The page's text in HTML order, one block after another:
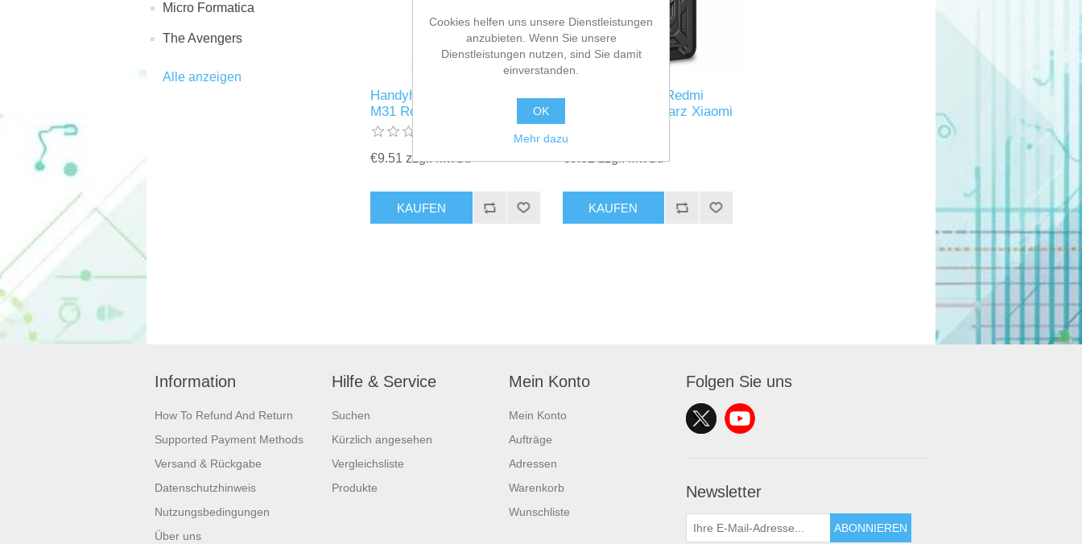
Micro Formatica
The Avengers
Alle anzeigen
Handyhülle Cool Galaxy
M31 Rot Samsung
€9.51 zzgl. MwSt.
KAUFEN
Handyhülle Cool Redmi
Note 13 5G Schwarz Xiaomi
€9.02 zzgl. MwSt.
KAUFEN
Information
How To Refund And Return
Supported Payment Methods
Versand & Rückgabe
Datenschutzhinweis
Nutzungsbedingungen
Über uns
Hilfe & Service
Suchen
Kürzlich angesehen
Vergleichsliste
Produkte
Mein Konto
Mein Konto
Aufträge
Adressen
Warenkorb
Wunschliste
Folgen Sie uns
Newsletter
ABONNIEREN
Cookies helfen uns unsere Dienstleistungen
anzubieten. Wenn Sie unsere
Dienstleistungen nutzen, sind Sie damit
einverstanden.
OK
Mehr dazu